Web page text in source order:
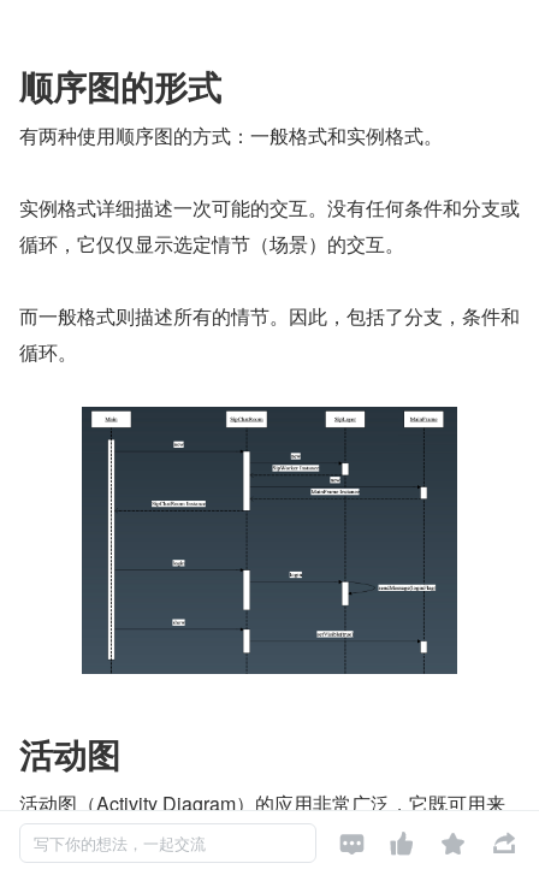
顺序图的形式
有两种使用顺序图的方式：一般格式和实例格式。
实例格式详细描述一次可能的交互。没有任何条件和分支或
循环，它仅仅显示选定情节（场景）的交互。
而一般格式则描述所有的情节。因此，包括了分支，条件和
循环。
活动图
活动图（Activity Diagram）的应用非常广泛，它既可用来
描述操作（类的方法）的行为，也可以描述用例和对象内部
写下你的想法，一起交流    